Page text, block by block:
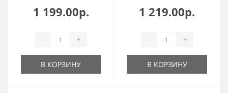
1 199.00р.
- +
В КОРЗИНУ
1 219.00р.
- +
В КОРЗИНУ